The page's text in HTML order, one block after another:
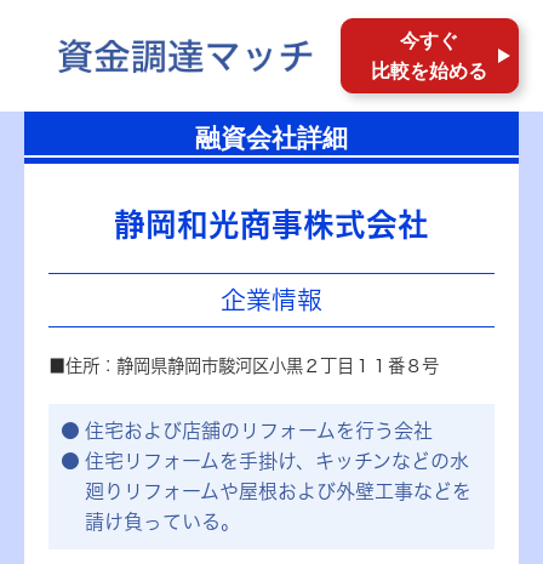
今すぐ
比較を始める
融資会社詳細
静岡和光商事株式会社
企業情報
■住所：静岡県静岡市駿河区小黒２丁目１１番８号
住宅および店舗のリフォームを行う会社
住宅リフォームを手掛け、キッチンなどの水
廻りリフォームや屋根および外壁工事などを
請け負っている。